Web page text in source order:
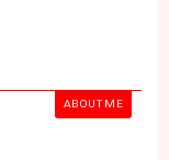
ABOUT ME